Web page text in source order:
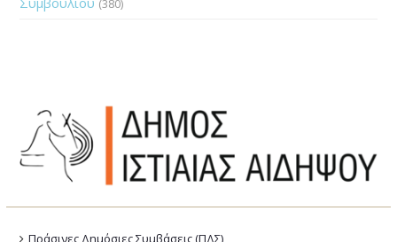
(380)
Πράσινες Δημόσιες Συμβάσεις (ΠΔΣ)